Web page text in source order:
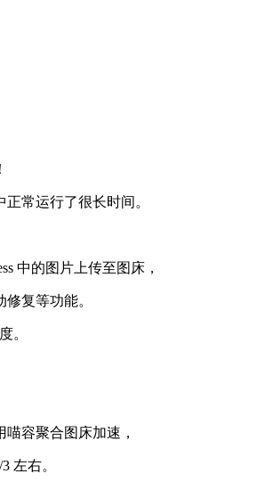
常运行了很长时间。
中的图片上传至图床，
复等功能。
。
容聚合图床加速，
左右。